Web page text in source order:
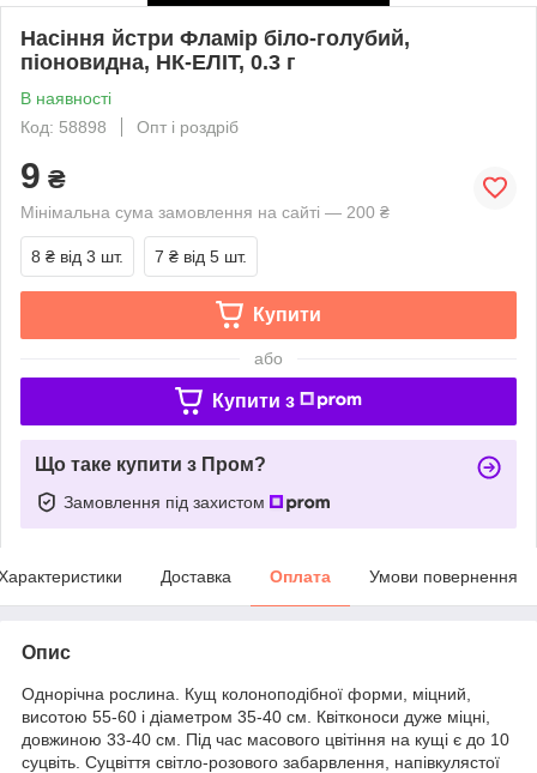
Насіння йстри Фламір біло-голубий,
піоновидна, НК-ЕЛІТ, 0.3 г
В наявності
Код: 58898
Опт і роздріб
9 ₴
Мінімальна сума замовлення на сайті — 200 ₴
8 ₴ від 3 шт. 7 ₴ від 5 шт.
Купити
або
Купити з
Що таке купити з Пром?
Замовлення під захистом
Доставка Оплата Умови повернення
Опис
Однорічна рослина. Кущ колоноподібної форми, міцний,
висотою 55-60 і діаметром 35-40 см. Квітконоси дуже міцні,
довжиною 33-40 см. Під час масового цвітіння на кущі є до 10
суцвіть. Суцвіття світло-розового забарвлення, напівкулястої